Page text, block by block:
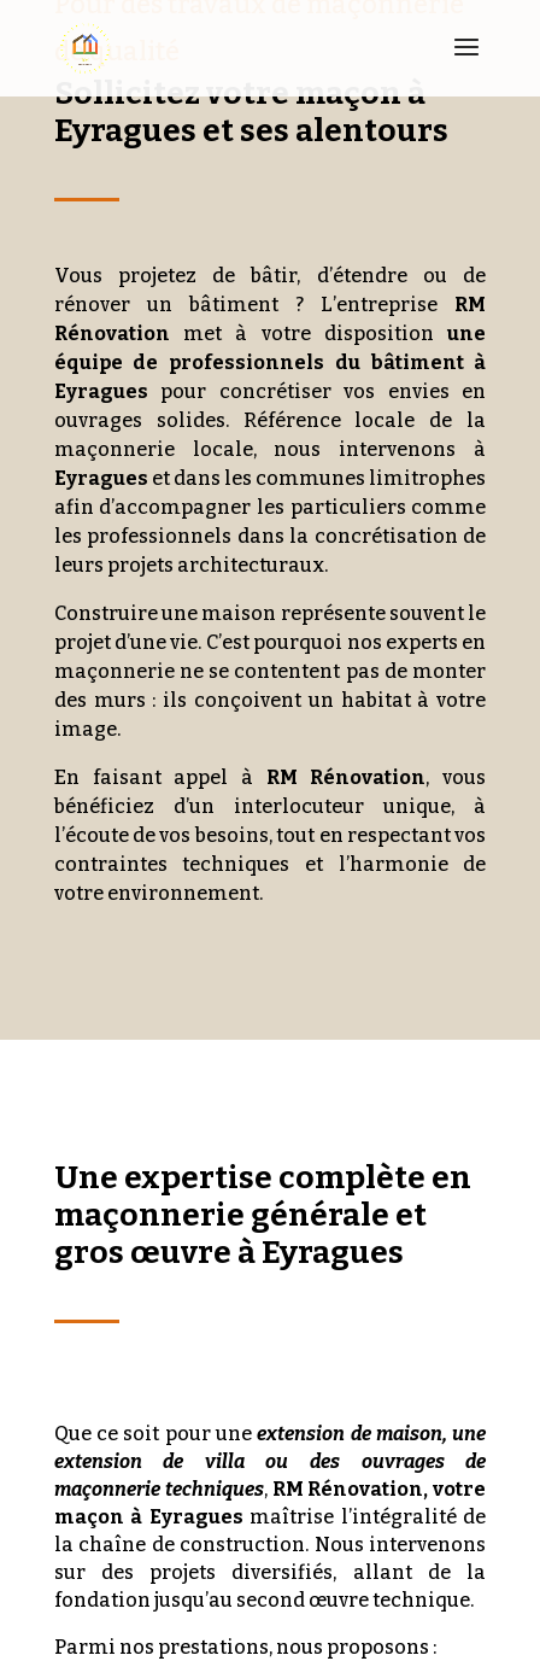
de qualité
Sollicitez votre maçon à
Eyragues et ses alentours
Vous projetez de bâtir, d’étendre ou de
rénover un bâtiment ? L’entreprise RM
Rénovation met à votre dispositionune
équipe de professionnels du bâtiment à
Eyragues pour concrétiser vos envies en
ouvrages solides. Référence locale de la
maçonnerie locale, nous intervenons à
Eyragues et dans les communes limitrophes
afin d’accompagner les particuliers comme
les professionnels dans la concrétisation de
leurs projets architecturaux.
Construire une maison représente souvent le
projet d’une vie. C’est pourquoi nos experts en
maçonnerie ne se contentent pas de monter
des murs : ils conçoivent un habitat à votre
image.
En faisant appel à RM Rénovation, vous
bénéficiez d’un interlocuteur unique, à
l’écoute de vos besoins, tout en respectant vos
contraintes techniques et l’harmonie de
votre environnement.
Une expertise complète en
maçonnerie générale et
gros œuvre à Eyragues
Que ce soit pour uneextension de maison, une
extension de villa ou des ouvrages de
maçonnerie techniques, RM Rénovation, votre
maçon à Eyragues maîtrise l’intégralité de
la chaîne de construction. Nous intervenons
sur des projets diversifiés, allant de la
fondation jusqu’au second œuvre technique.
Parmi nos prestations, nous proposons :